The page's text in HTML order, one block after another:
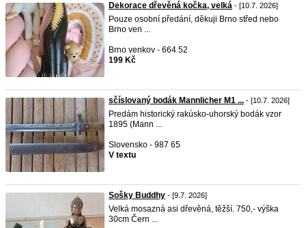
Dekorace dřevěná kočka, velká - [10.7. 2026]
Pouze osobní předání, děkuji Brno střed nebo
Brno ven ...
Brno venkov - 664 52
199 Kč
sčíslovaný bodák Mannlicher M1 ... - [10.7. 2026]
Predám historický rakúsko-uhorský bodák vzor
1895 (Mann ...
Slovensko - 987 65
V textu
Sošky Buddhy - [9.7. 2026]
Velká mosazná asi dřevěná, těžší. 750,- výška
30cm Čern ...